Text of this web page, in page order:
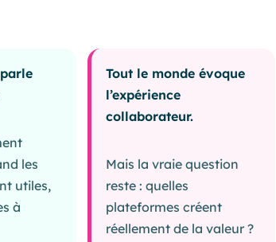
les
utiles,
à
Tout le monde évoque
l’expérience
collaborateur.
Mais la vraie question
reste : quelles
plateformes créent
réellement de la valeur ?